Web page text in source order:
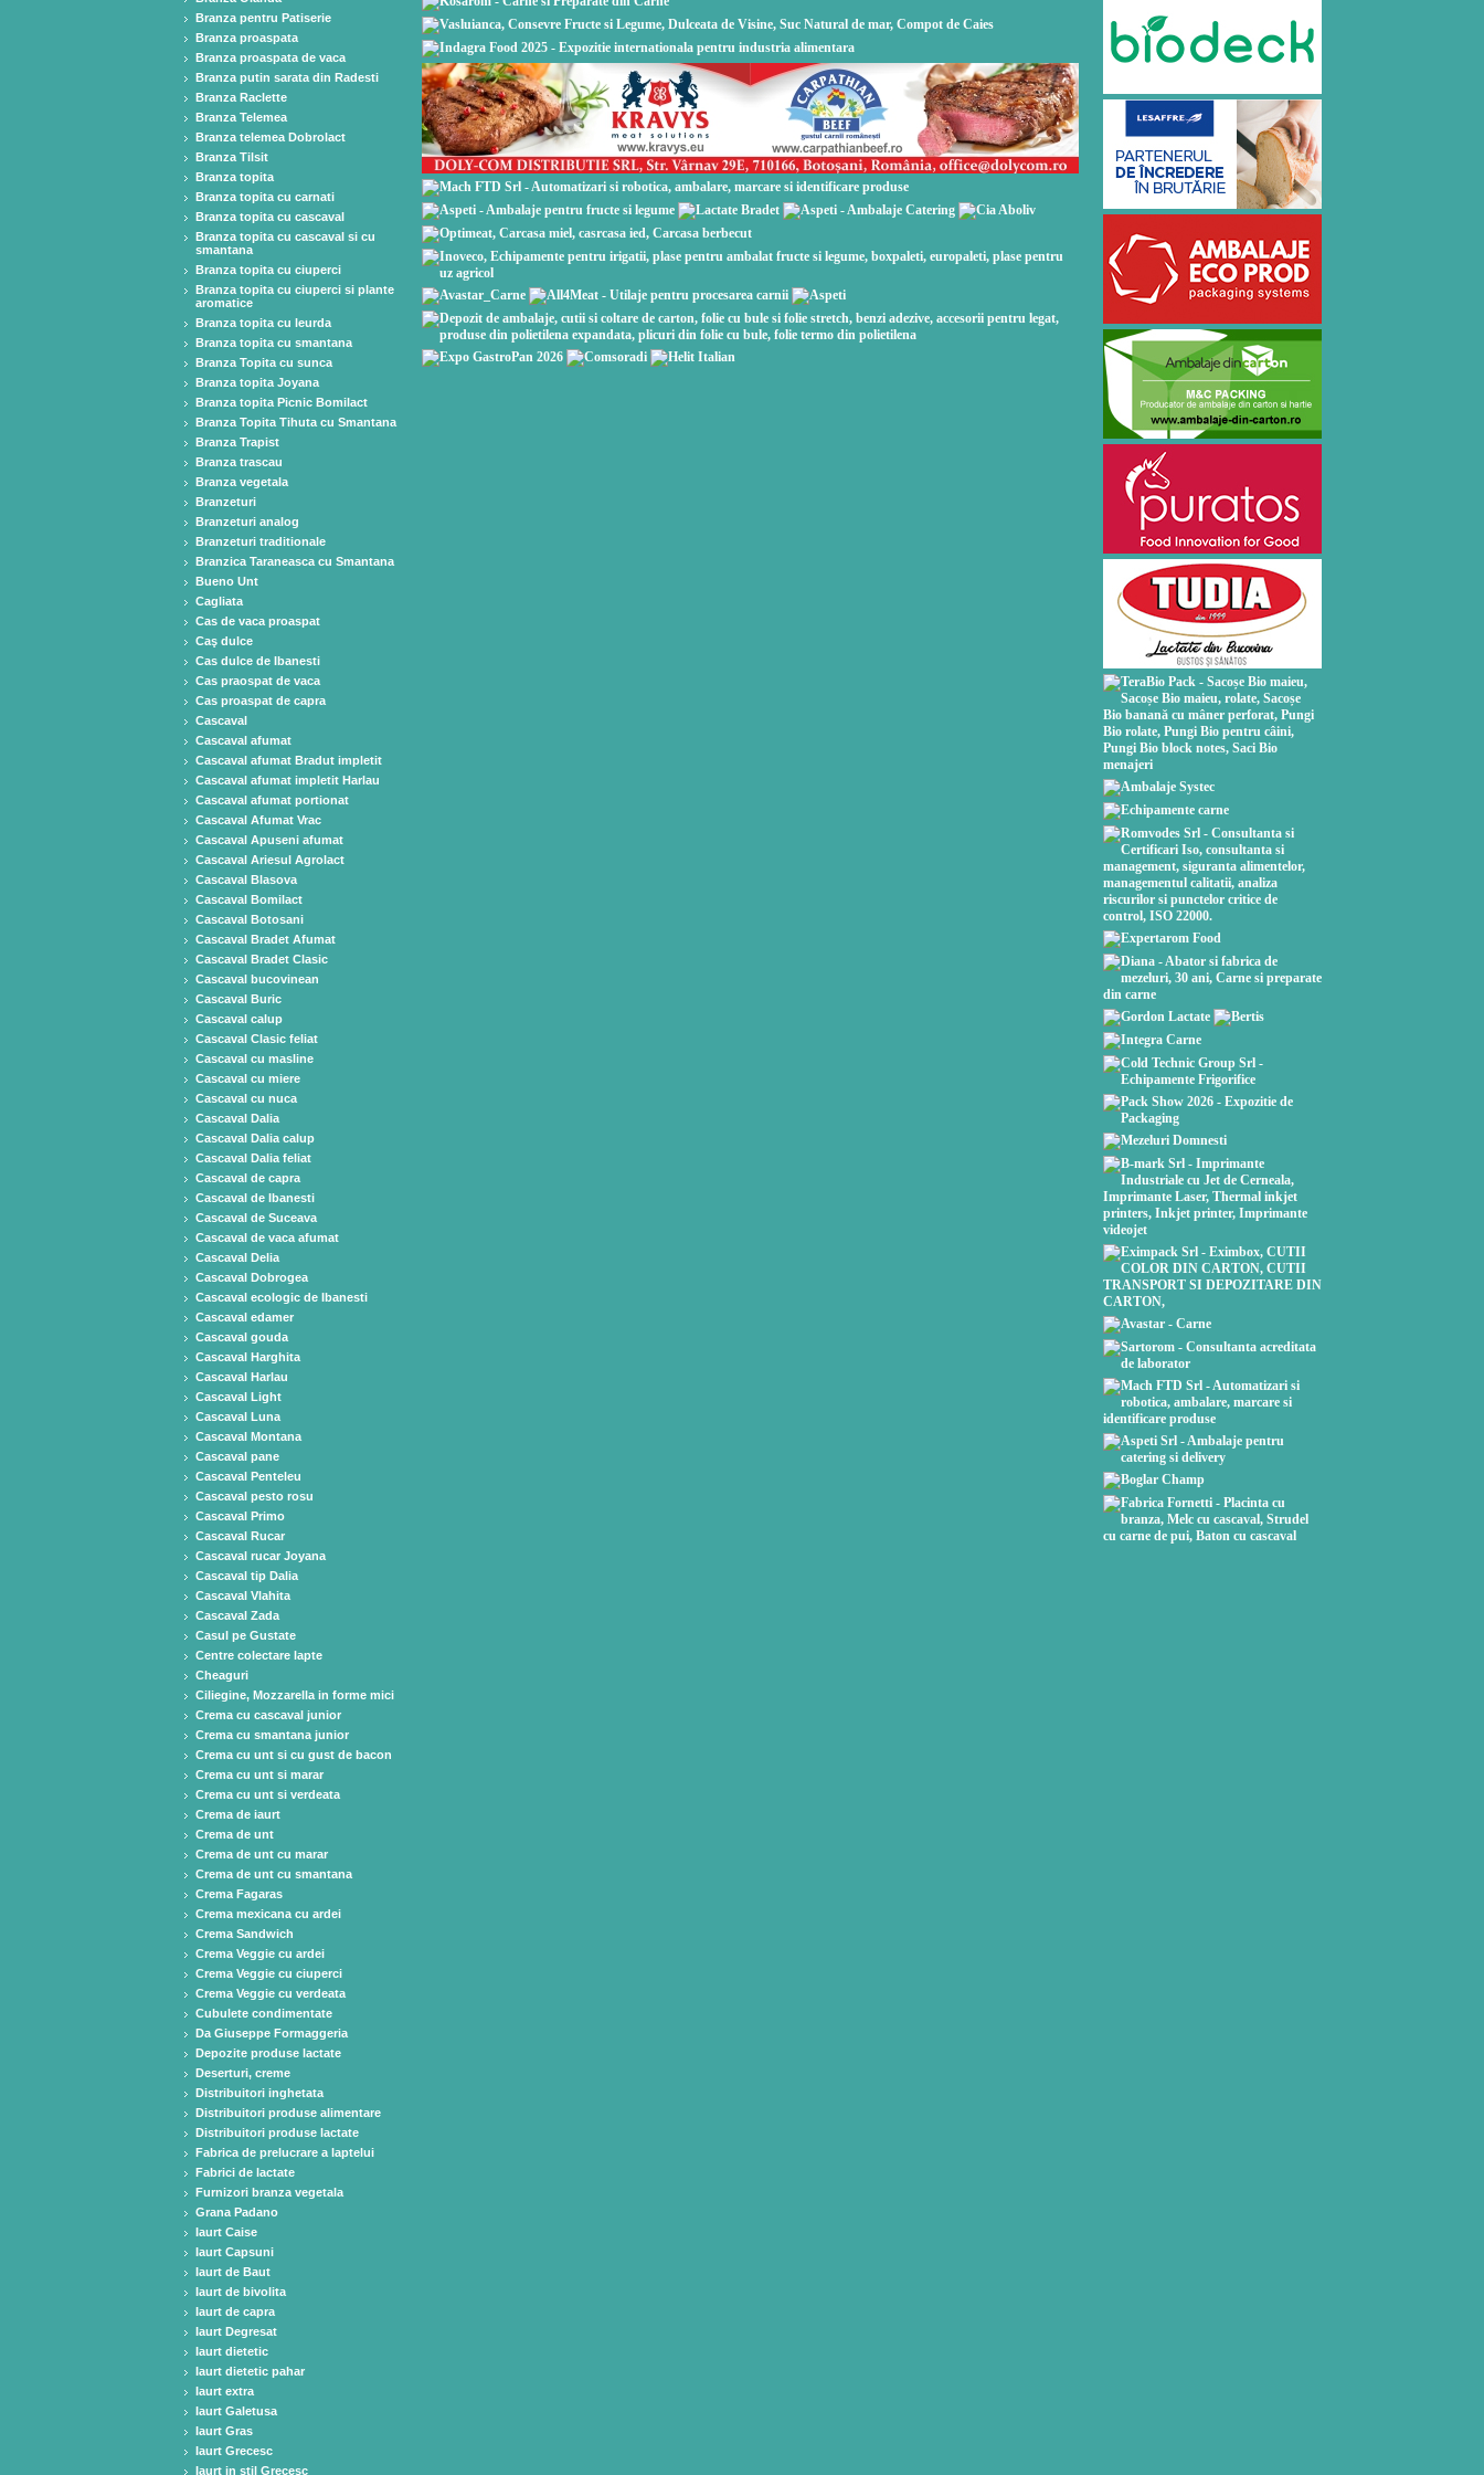
Branza pentru Patiserie
Branza proaspata
Branza proaspata de vaca
Branza putin sarata din Radesti
Branza Raclette
Branza Telemea
Branza telemea Dobrolact
Branza Tilsit
Branza topita
Branza topita cu carnati
Branza topita cu cascaval
Branza topita cu cascaval si cu
smantana
Branza topita cu ciuperci
Branza topita cu ciuperci si plante
aromatice
Branza topita cu leurda
Branza topita cu smantana
Branza Topita cu sunca
Branza topita Joyana
Branza topita Picnic Bomilact
Branza Topita Tihuta cu Smantana
Branza Trapist
Branza trascau
Branza vegetala
Branzeturi
Branzeturi analog
Branzeturi traditionale
Branzica Taraneasca cu Smantana
Bueno Unt
Cagliata
Cas de vaca proaspat
Caş dulce
Cas dulce de Ibanesti
Cas praospat de vaca
Cas proaspat de capra
Cascaval
Cascaval afumat
Cascaval afumat Bradut impletit
Cascaval afumat impletit Harlau
Cascaval afumat portionat
Cascaval Afumat Vrac
Cascaval Apuseni afumat
Cascaval Ariesul Agrolact
Cascaval Blasova
Cascaval Bomilact
Cascaval Botosani
Cascaval Bradet Afumat
Cascaval Bradet Clasic
Cascaval bucovinean
Cascaval Buric
Cascaval calup
Cascaval Clasic feliat
Cascaval cu masline
Cascaval cu miere
Cascaval cu nuca
Cascaval Dalia
Cascaval Dalia calup
Cascaval Dalia feliat
Cascaval de capra
Cascaval de Ibanesti
Cascaval de Suceava
Cascaval de vaca afumat
Cascaval Delia
Cascaval Dobrogea
Cascaval ecologic de Ibanesti
Cascaval edamer
Cascaval gouda
Cascaval Harghita
Cascaval Harlau
Cascaval Light
Cascaval Luna
Cascaval Montana
Cascaval pane
Cascaval Penteleu
Cascaval pesto rosu
Cascaval Primo
Cascaval Rucar
Cascaval rucar Joyana
Cascaval tip Dalia
Cascaval Vlahita
Cascaval Zada
Casul pe Gustate
Centre colectare lapte
Cheaguri
Ciliegine, Mozzarella in forme mici
Crema cu cascaval junior
Crema cu smantana junior
Crema cu unt si cu gust de bacon
Crema cu unt si marar
Crema cu unt si verdeata
Crema de iaurt
Crema de unt
Crema de unt cu marar
Crema de unt cu smantana
Crema Fagaras
Crema mexicana cu ardei
Crema Sandwich
Crema Veggie cu ardei
Crema Veggie cu ciuperci
Crema Veggie cu verdeata
Cubulete condimentate
Da Giuseppe Formaggeria
Depozite produse lactate
Deserturi, creme
Distribuitori inghetata
Distribuitori produse alimentare
Distribuitori produse lactate
Fabrica de prelucrare a laptelui
Fabrici de lactate
Furnizori branza vegetala
Grana Padano
Iaurt Caise
Iaurt Capsuni
Iaurt de Baut
Iaurt de bivolita
Iaurt de capra
Iaurt Degresat
Iaurt dietetic
Iaurt dietetic pahar
Iaurt extra
Iaurt Galetusa
Iaurt Gras
Iaurt Grecesc
Iaurt in stil Grecesc